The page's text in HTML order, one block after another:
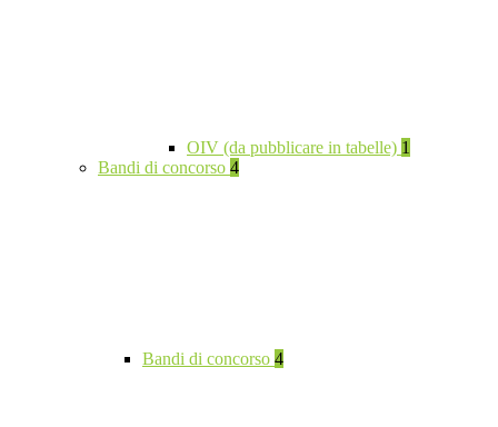
OIV (da pubblicare in tabelle) 1
Bandi di concorso 4
Bandi di concorso 4